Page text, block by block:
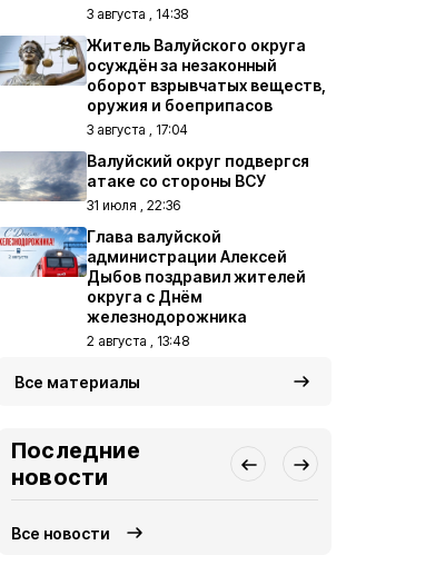
3 августа , 14:38
Житель Валуйского округа
осуждён за незаконный
оборот взрывчатых веществ,
оружия и боеприпасов
3 августа , 17:04
Валуйский округ подвергся
атаке со стороны ВСУ
31 июля , 22:36
Глава валуйской
администрации Алексей
Дыбов поздравил жителей
округа с Днём
железнодорожника
2 августа , 13:48
Все материалы
Последние
новости
Все новости